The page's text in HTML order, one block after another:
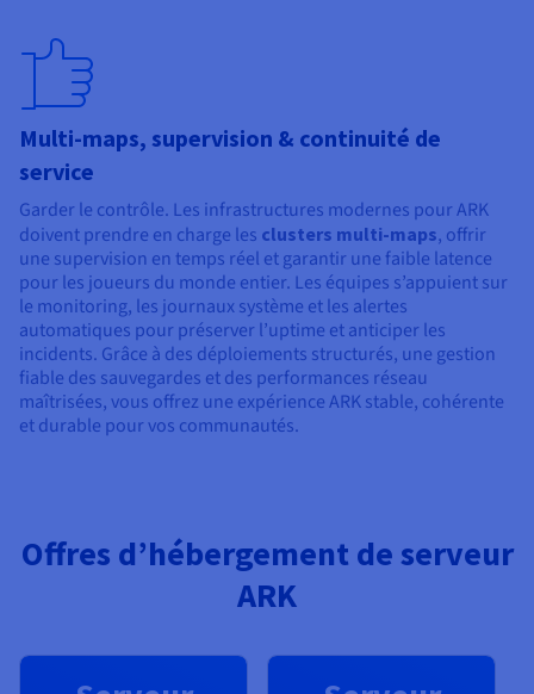
Multi-maps, supervision & continuité de
service
Garder le contrôle. Les infrastructures modernes pour ARK
doivent prendre en charge les clusters multi-maps, offrir
une supervision en temps réel et garantir une faible latence
pour les joueurs du monde entier. Les équipes s’appuient sur
le monitoring, les journaux système et les alertes
automatiques pour préserver l’uptime et anticiper les
incidents. Grâce à des déploiements structurés, une gestion
fiable des sauvegardes et des performances réseau
maîtrisées, vous offrez une expérience ARK stable, cohérente
et durable pour vos communautés.
Offres d’hébergement de serveur
ARK